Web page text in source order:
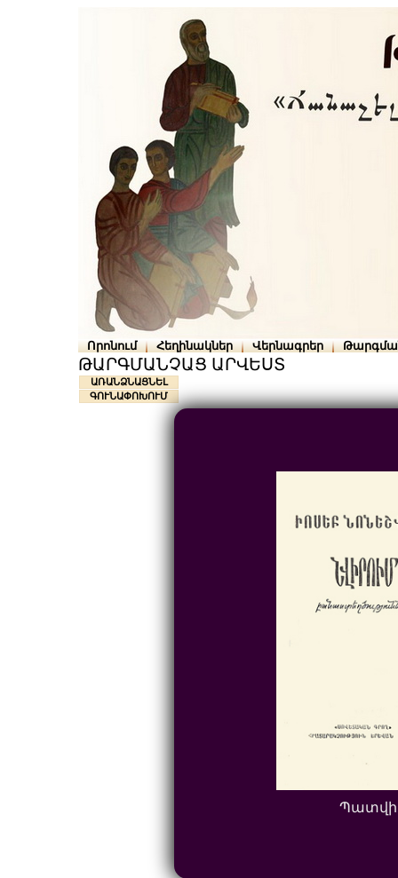
Որոնում Հեղինակներ Վերնագրեր
ԹԱՐԳՄԱՆՉԱՑ ԱՐՎԵՍՏ
ԱՌԱՆՁՆԱՑՆԵԼ
ԳՈՒՆԱՓՈԽՈՒՄ